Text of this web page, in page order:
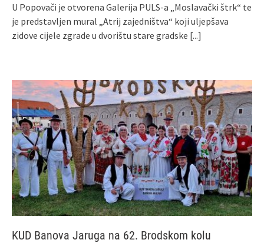
U Popovači je otvorena Galerija PULS-a „Moslavački štrk“ te
je predstavljen mural „Atrij zajedništva“ koji uljepšava
zidove cijele zgrade u dvorištu stare gradske [...]
KUD Banova Jaruga na 62. Brodskom kolu